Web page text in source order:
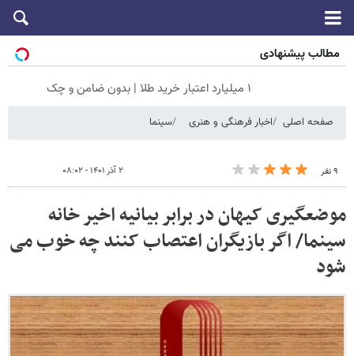
مطالب پیشنهادی
۱ میلیارد اعتبار خرید طلا | بدون ضامن و چک
صفحه اصلی اخبار فرهنگی و هنری سینما
۹ نفر ۲ آذر ۱۴۰۱ - ۰۸:۰۲
موضعگیری کیهان در برابر بیانیه اخیر خانه
سینما/ اگر بازیگران اعتصاب کنند چه خوب می
شود